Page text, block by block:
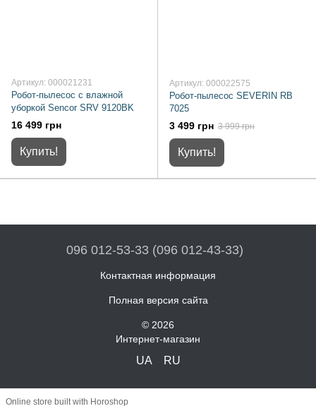
Артикул: 000021231
Робот-пылесос с влажной
уборкой Sencor SRV 9120BK
16 499 грн
Купить!
Артикул: 000022575
Робот-пылесос SEVERIN RB
7025
3 499 грн 3 999 грн
Купить!
096 012-53-33 (096 012-43-33)
Контактная информация
Полная версия сайта
© 2026
Интернет-магазин
UA RU
Online store built with Horoshop